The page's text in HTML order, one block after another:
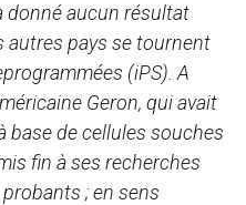
donné aucun résultat
autres pays se tournent
(iPS). A
Geron, qui avait
base de cellules souches
fin à ses recherches
; en sens